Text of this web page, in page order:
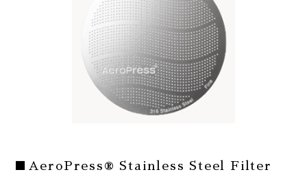
■AeroPress® Stainless Steel Filter